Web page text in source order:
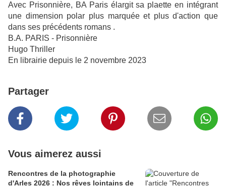
Avec Prisonnière, BA Paris élargit sa plaette en intégrant
une dimension polar plus marquée et plus d'action que
dans ses précédents romans .
B.A. PARIS - Prisonnière
Hugo Thriller
En librairie depuis le 2 novembre 2023
Partager
Vous aimerez aussi
Rencontres de la photographie
d'Arles 2026 : Nos rêves lointains de